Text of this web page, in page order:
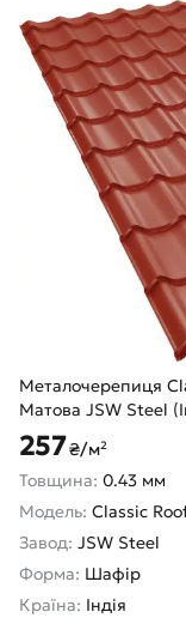
Металочерепиця
Матова JSW Steel
257₴/м²
Товщина: 0.43 мм
Модель: Classic
Завод: JSW Steel
Форма: Шафір
Країна: Індія